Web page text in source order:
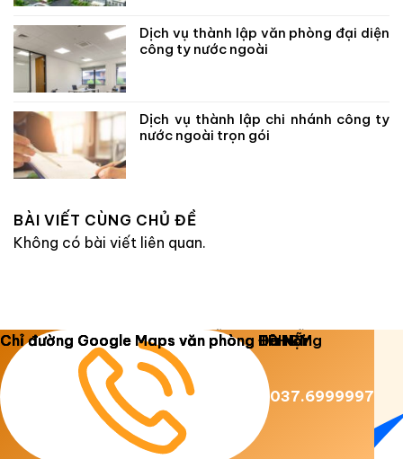
Dịch vụ thành lập văn phòng đại diện
công ty nước ngoài
Dịch vụ thành lập chi nhánh công ty
nước ngoài trọn gói
BÀI VIẾT CÙNG CHỦ ĐỀ
Không có bài viết liên quan.
Copyright 2026 © Luật Dương Gia